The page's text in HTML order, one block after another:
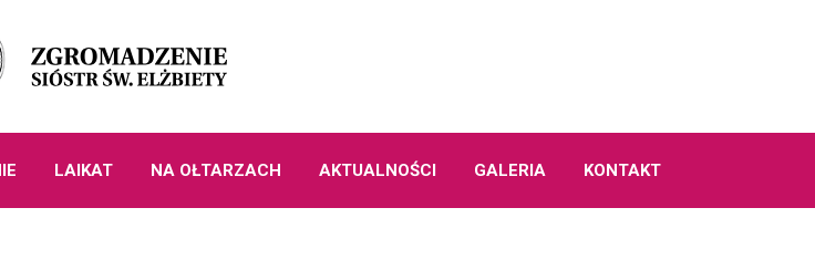
LAIKAT NA OŁTARZACH AKTUALNOŚCI GALERIA KONTAKT